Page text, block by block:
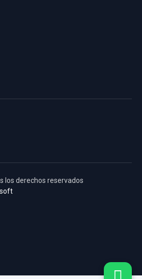
los derechos reservados